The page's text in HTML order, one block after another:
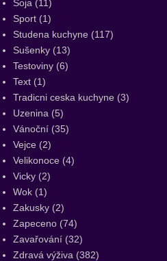
Soja (11)
Sport (1)
Studena kuchyne (117)
Sušenky (13)
Testoviny (6)
Text (1)
Tradicni ceska kuchyne (3)
Uzenina (5)
Vánoční (35)
Vejce (2)
Velikonoce (4)
Vicky (2)
Wok (1)
Zakusky (2)
Zapeceno (74)
Zavařování (32)
Zdravá výživa (382)